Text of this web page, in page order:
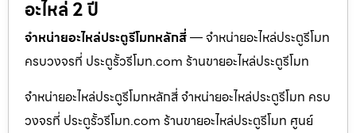
อะไหล่ 2 ปี
จำหน่ายอะไหล่ประตูรีโมทหลักสี่— จำหน่ายอะไหล่ประตูรีโมท
ครบวงจรที่ ประตูรั้วรีโมท.com ร้านขายอะไหล่ประตูรีโมท
จำหน่ายอะไหล่ประตูรีโมทหลักสี่ จำหน่ายอะไหล่ประตูรีโมท ครบ
วงจรที่ ประตูรั้วรีโมท.com ร้านขายอะไหล่ประตูรีโมท ศูนย์